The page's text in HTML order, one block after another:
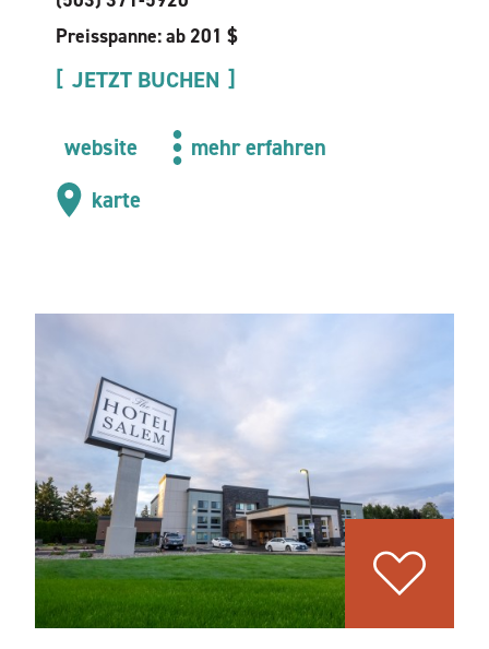
Preisspanne: ab 201 $
JETZT BUCHEN
website
mehr erfahren
karte